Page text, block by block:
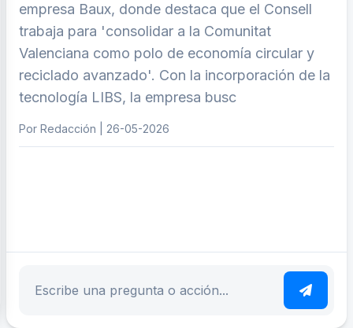
empresa Baux, donde destaca que el Consell
trabaja para 'consolidar a la Comunitat
Valenciana como polo de economía circular y
reciclado avanzado'. Con la incorporación de la
tecnología LIBS, la empresa busc
Por Redacción | 26-05-2026
Escribe tu pregunta